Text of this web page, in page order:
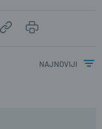
najnoviji